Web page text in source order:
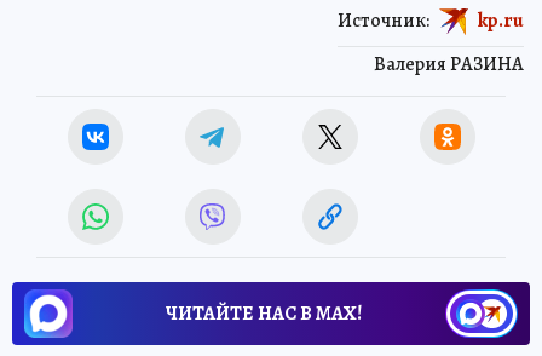
Валерия РАЗИНА
Источник: kp.ru
ЧИТАЙТЕ НАС В МАХ!